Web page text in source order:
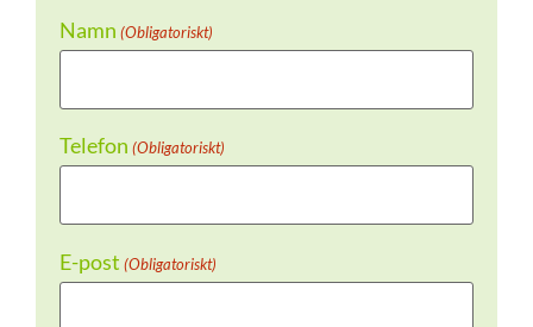
Namn (Obligatoriskt)
Telefon (Obligatoriskt)
E-post (Obligatoriskt)